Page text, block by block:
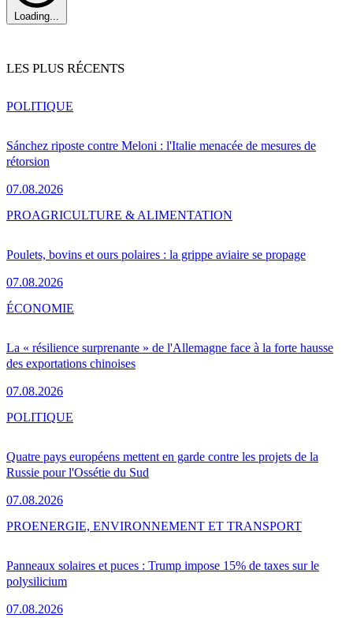
Loading...
LES PLUS RÉCENTS
Sánchez riposte contre Meloni : l'Italie menacée de mesures de
rétorsion
07.08.2026
POLITIQUE
Poulets, bovins et ours polaires : la grippe aviaire se propage
07.08.2026
PROAGRICULTURE & ALIMENTATION
La « résilience surprenante » de l'Allemagne face à la forte hausse
des exportations chinoises
07.08.2026
ÉCONOMIE
Quatre pays européens mettent en garde contre les projets de la
Russie pour l'Ossétie du Sud
07.08.2026
POLITIQUE
Panneaux solaires et puces : Trump impose 15% de taxes sur le
polysilicium
07.08.2026
PROENERGIE, ENVIRONNEMENT ET TRANSPORT